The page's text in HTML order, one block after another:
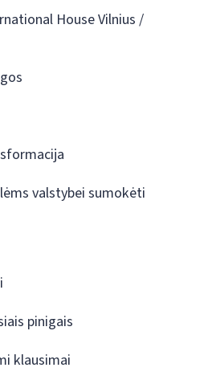
House Vilnius /
valstybei sumokėti
pinigais
klausimai